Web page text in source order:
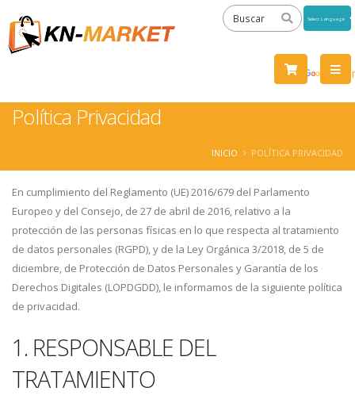
by
Política Privacidad
INICIO POLÍTICA PRIVACIDAD
En cumplimiento del Reglamento (UE) 2016/679 del Parlamento
Europeo y del Consejo, de 27 de abril de 2016, relativo a la
protección de las personas físicas en lo que respecta al tratamiento
de datos personales (RGPD), y de la Ley Orgánica 3/2018, de 5 de
diciembre, de Protección de Datos Personales y Garantía de los
Derechos Digitales (LOPDGDD), le informamos de la siguiente política
de privacidad.
1. RESPONSABLE DEL
TRATAMIENTO